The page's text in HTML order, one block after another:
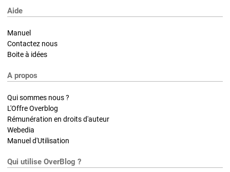
Aide
Manuel
Contactez nous
Boite à idées
A propos
Qui sommes nous ?
L'Offre Overblog
Rémunération en droits d'auteur
Webedia
Manuel d'Utilisation
Qui utilise OverBlog ?